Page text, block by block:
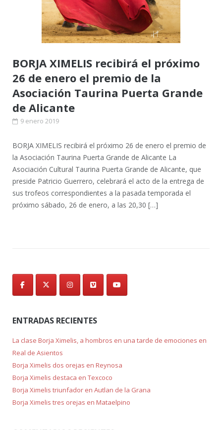
BORJA XIMELIS recibirá el próximo
26 de enero el premio de la
Asociación Taurina Puerta Grande
de Alicante
9 enero 2019
BORJA XIMELIS recibirá el próximo 26 de enero el premio de
la Asociación Taurina Puerta Grande de Alicante La
Asociación Cultural Taurina Puerta Grande de Alicante, que
preside Patricio Guerrero, celebrará el acto de la entrega de
sus trofeos correspondientes a la pasada temporada el
próximo sábado, 26 de enero, a las 20,30 […]
ENTRADAS RECIENTES
La clase Borja Ximelis, a hombros en una tarde de emociones en
Real de Asientos
Borja Ximelis dos orejas en Reynosa
Borja Ximelis destaca en Texcoco
Borja Ximelis triunfador en Autlan de la Grana
Borja Ximelis tres orejas en Mataelpino